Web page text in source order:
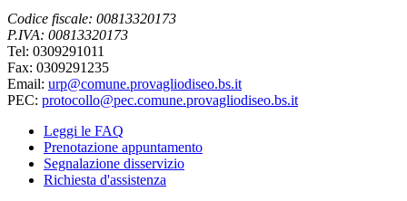
Codice fiscale: 00813320173
P.IVA: 00813320173
Tel: 0309291011
Fax: 0309291235
Email: urp@comune.provagliodiseo.bs.it
PEC: protocollo@pec.comune.provagliodiseo.bs.it
Leggi le FAQ
Prenotazione appuntamento
Segnalazione disservizio
Richiesta d'assistenza